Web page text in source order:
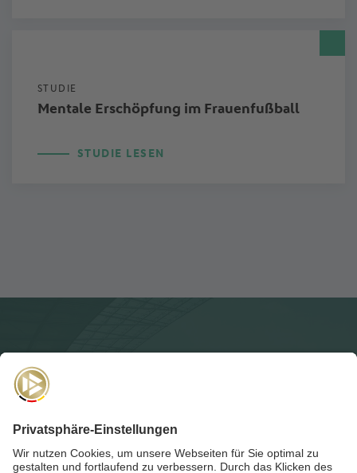
STUDIE
Mentale Erschöpfung im Frauenfußball
STUDIE LESEN
Für dieAkademie-Postanmelden und auf dem Laufenden